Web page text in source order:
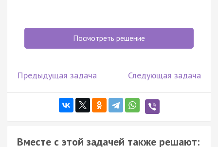
Посмотреть решение
Предыдущая задача Следующая задача
Вместе с этой задачей также решают: